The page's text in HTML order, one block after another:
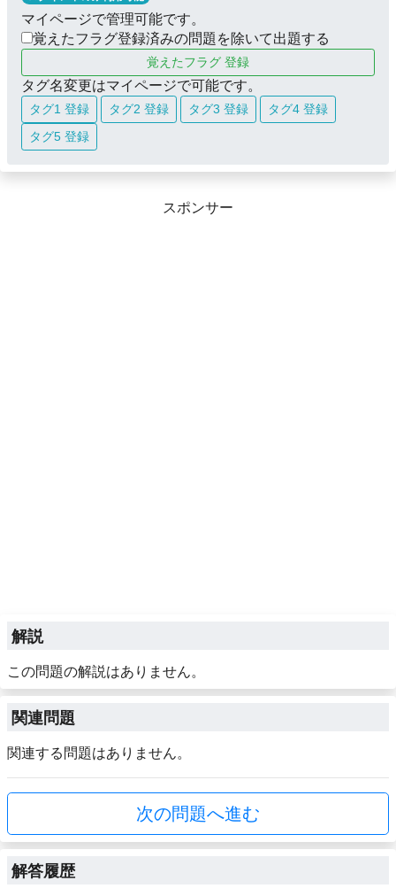
マイページで管理可能です。
覚えたフラグ登録済みの問題を除いて出題する
覚えたフラグ 登録
タグ名変更はマイページで可能です。
タグ1 登録 タグ2 登録 タグ3 登録
タグ4 登録
タグ5 登録
スポンサー
解説
この問題の解説はありません。
関連問題
関連する問題はありません。
次の問題へ進む
解答履歴